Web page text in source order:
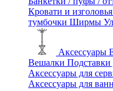
Кровати и изголовья
тумбочки Ширмы
Аксессуары
Вешалки Подставки
Аксессуары для
Аксессуары для